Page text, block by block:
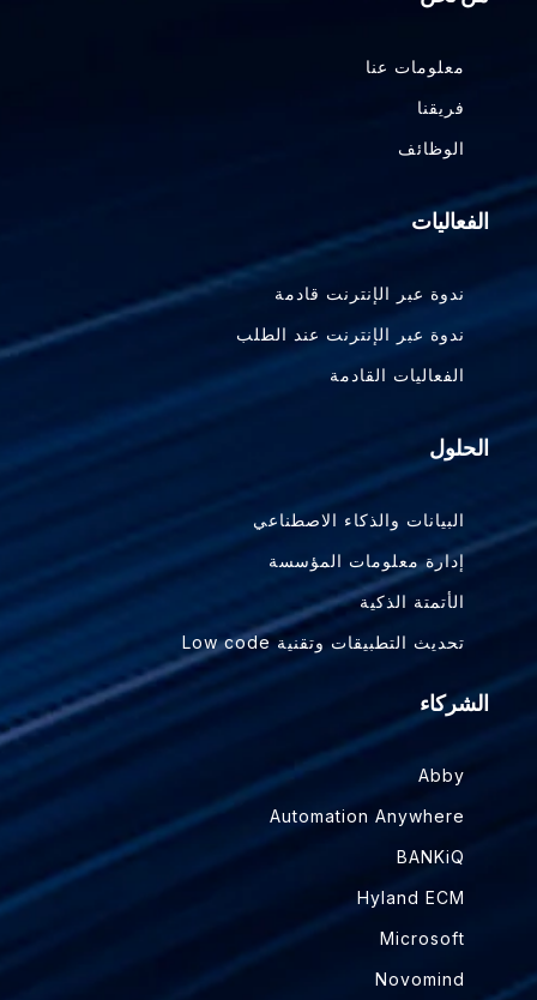
معلومات عنا
فريقنا
الوظائف
الفعاليات
ندوة عبر الإنترنت قادمة
ندوة عبر الإنترنت عند الطلب
الفعاليات القادمة
الحلول
البيانات والذكاء الاصطناعي
إدارة معلومات المؤسسة
الأتمتة الذكية
تحديث التطبيقات وتقنية Low code
الشركاء
Abby
Automation Anywhere
BANKiQ
Hyland ECM
Microsoft
Novomind